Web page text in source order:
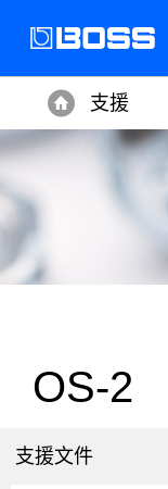
Home
支援
OS-2
支援文件